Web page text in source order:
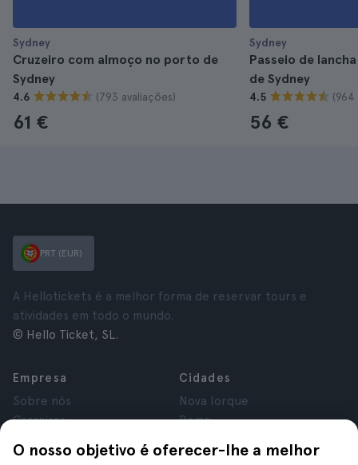
Sydney
Cruzeiro com almoço no porto de
Sydney
4.6 (793 avaliações)
61 €
Sydney
Passeio de
de Sydney
4.5 (964
56 €
O nosso objetivo é oferecer-lhe a melhor
PRT (EUR)
A Hellotickets é a melhor forma de reservar tours e
atividades em todo o mundo.
© Hello Ticket, SL.
Empresa
Sobre nós
Carreiras
Avaliações
Cidades
Nova Iorque
Roma
Londres